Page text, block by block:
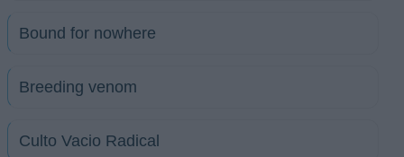
Bound for nowhere
Breeding venom
Culto Vacio Radical